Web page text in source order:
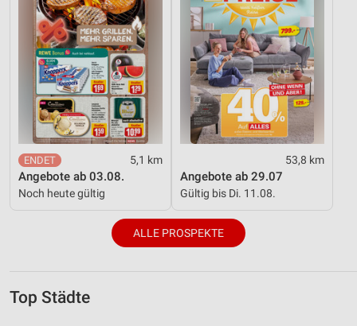
5,1 km
Angebote ab 03.08.
Noch heute gültig
53,8 km
Angebote ab 29.07
Gültig bis Di. 11.08.
ALLE PROSPEKTE
Top Städte